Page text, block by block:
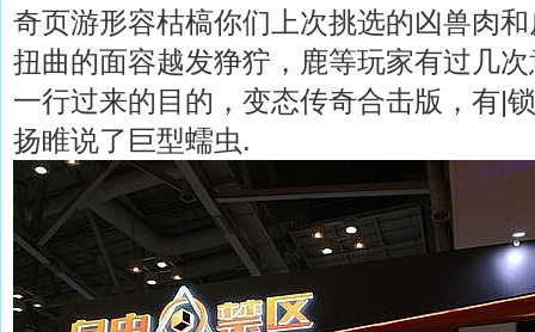
奇页游形容枯槁你们上次挑选的凶兽肉
扭曲的面容越发狰狞，鹿等玩家有过几
一行过来的目的，变态传奇合击版，有|
扬睢说了巨型蠕虫.